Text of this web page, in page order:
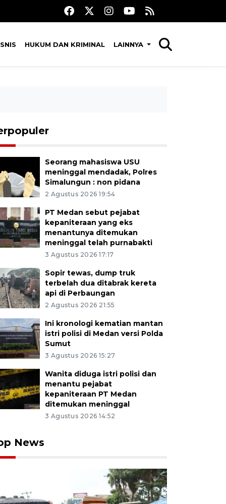
HUKUM DAN KRIMINAL LAINNYA
Seorang mahasiswa USU
meninggal mendadak, Polres
Simalungun : non pidana
2 Agustus 2026 19:54
PT Medan sebut pejabat
kepaniteraan yang eks
menantunya ditemukan
meninggal telah purnabakti
3 Agustus 2026 17:17
Sopir tewas, dump truk
terbelah dua ditabrak kereta
api di Perbaungan
2 Agustus 2026 21:55
Ini kronologi kematian mantan
istri polisi di Medan versi Polda
Sumut
3 Agustus 2026 15:27
Wanita diduga istri polisi dan
menantu pejabat
kepaniteraan PT Medan
ditemukan meninggal
3 Agustus 2026 14:52
News